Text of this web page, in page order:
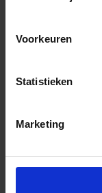
Voorkeuren
Statistieken
Marketing